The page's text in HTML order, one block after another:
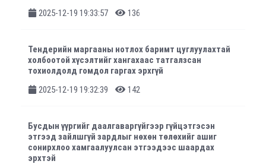
2025-12-19 19:33:57
136
Тендерийн маргааны нотлох баримт цуглуулахтай
холбоотой хүсэлтийг хангахаас татгалзсан
тохиолдолд гомдол гаргах эрхгүй
2025-12-19 19:32:39
142
Бусдын үүргийг даалгаваргүйгээр гүйцэтгэсэн
этгээд зайлшгүй зардлыг нөхөн төлөхийг ашиг
сонирхлоо хамгаалуулсан этгээдээс шаардах
эрхтэй